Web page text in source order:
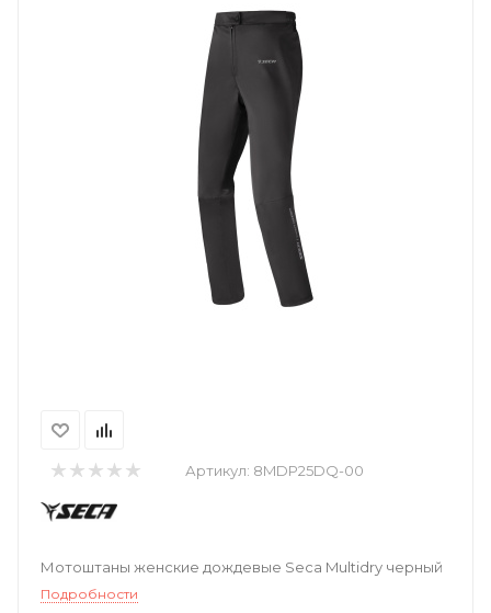
Артикул: 8MDP25DQ-00
Мотоштаны женские дождевые Seca Multidry черный
Подробности